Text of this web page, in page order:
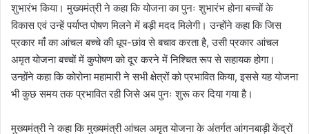
शुभारंभ किया। मुख्यमंत्री ने कहा कि योजना का पुनः शुभारंभ होना बच्चों के
विकास एवं उन्हें पर्याप्त पोषण मिलने में बड़ी मदद मिलेगी। उन्होंने कहा कि जिस
प्रकार माँ का आंचल बच्चे की धूप-छांव से बचाव करता है, उसी प्रकार आंचल
अमृत योजना बच्चों में कुपोषण को दूर करने में निश्चित रूप से सहायक होगा।
उन्होंने कहा कि कोरोना महामारी ने सभी क्षेत्रों को प्रभावित किया, इससे यह योजना
भी कुछ समय तक प्रभावित रही जिसे अब पुनः शुरू कर दिया गया है।
मुख्यमंत्री ने कहा कि मुख्यमंत्री आंचल अमृत योजना के अंतर्गत आंगनबाड़ी केंद्रों